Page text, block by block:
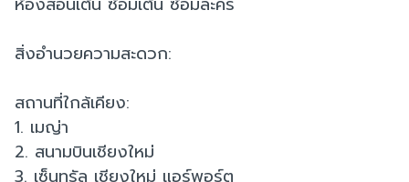
สิ่งอำนวยความสะดวก:
สถานที่ใกล้เคียง:
1. เมญ่า
2. สนามบินเชียงใหม่
3. เซ็นทรัล เชียงใหม่ แอร์พอร์ต